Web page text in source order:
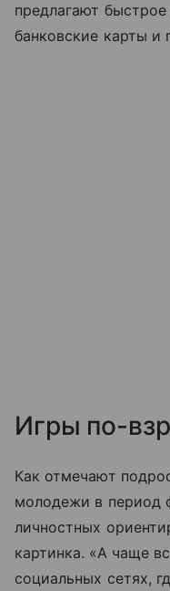
предлагают
банковские карты и
Игры по-
Как отмечают
молодежи в период
личностных
картинка. «А чаще
социальных сетях,